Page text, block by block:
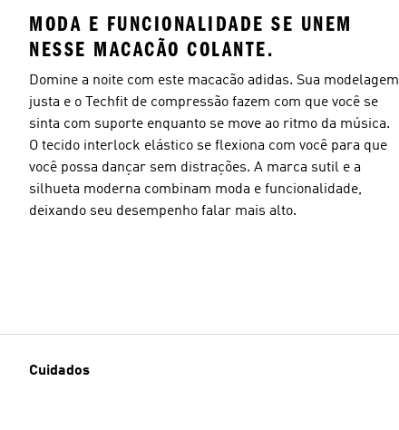
MODA E FUNCIONALIDADE SE UNEM
NESSE MACACÃO COLANTE.
Domine a noite com este macacão adidas. Sua modelagem
justa e o Techfit de compressão fazem com que você se
sinta com suporte enquanto se move ao ritmo da música.
O tecido interlock elástico se flexiona com você para que
você possa dançar sem distrações. A marca sutil e a
silhueta moderna combinam moda e funcionalidade,
deixando seu desempenho falar mais alto.
Cuidados